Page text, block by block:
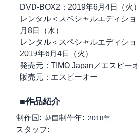
DVD-BOX2：2019年6月4日（火）
レンタル＜スペシャルエディシ
月8日（水）
レンタル＜スペシャルエディシ
2019年6月4日（火）
発売元：TIMO Japan／エスピー
販売元：エスピーオー
■作品紹介
制作国: 韓国制作年: 2018年
スタッフ: